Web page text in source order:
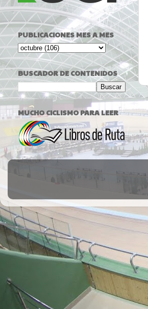
PUBLICACIONES MES A MES
BUSCADOR DE CONTENIDOS
MUCHO CICLISMO PARA LEER